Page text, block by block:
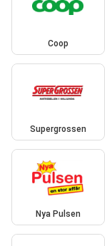
Coop
Supergrossen
Nya Pulsen